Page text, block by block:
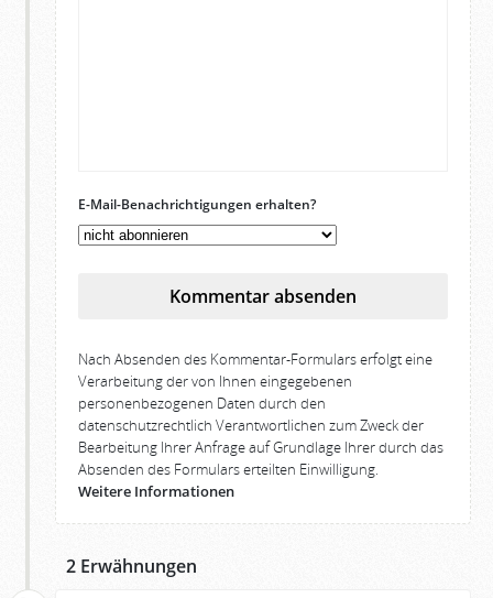
E-Mail-Benachrichtigungen erhalten?
Kommentar absenden
Nach Absenden des Kommentar-Formulars erfolgt eine
Verarbeitung der von Ihnen eingegebenen
personenbezogenen Daten durch den
datenschutzrechtlich Verantwortlichen zum Zweck der
Bearbeitung Ihrer Anfrage auf Grundlage Ihrer durch das
Absenden des Formulars erteilten Einwilligung.
Weitere Informationen
2 Erwähnungen